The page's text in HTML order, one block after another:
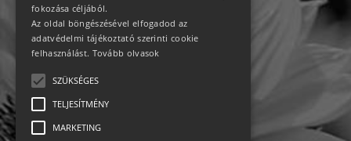
Adatvédelem
Impresszum-kapcsolat
fokozása céljából.
Az oldal böngészésével elfogadod az
adatvédelmi tájékoztató szerinti cookie
felhasználást. Tovább olvasok
SZÜKSÉGES
TELJESÍTMÉNY
MARKETING